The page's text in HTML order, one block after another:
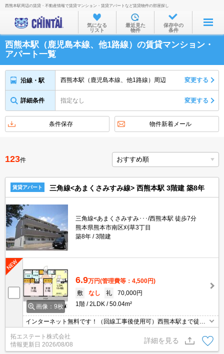
お部屋を探す
沿線・駅から
住所から
家賃相場から
不動産会社から
西熊本駅周辺の賃貸・不動産情報で賃貸マンション・賃貸アパートなど賃貸物件の部屋探し
気になる
リスト
最近見た
物件
保存中の
条件
西熊本駅（鹿児島本線、他1路線）の賃貸マンション・
アパート一覧
沿線・駅 西熊本駅（鹿児島本線、他1路線）周辺 変更する
詳細条件 指定なし 変更する
条件保存 物件新着メール
123件
賃貸アパート 三角線<あまくさみすみ線> 西熊本駅 3階建 築8年
三角線<あまくさみすみ･･･/西熊本駅 徒歩7分
熊本県熊本市南区刈草3丁目
築8年
3階建
画像：9枚
6.9万円(管理費等：4,500円)
敷
なし 礼
70,000円
1階
2LDK 50.04m²
インターネット無料です！（回線工事後使用可）西熊本駅まで徒歩
8分（約600ｍ）アルソックのホームセキュリティ付物件です☆宅配
ボックス付き♪
拓エステート株式会社
情報更新日 2026/08/08
詳細を見る